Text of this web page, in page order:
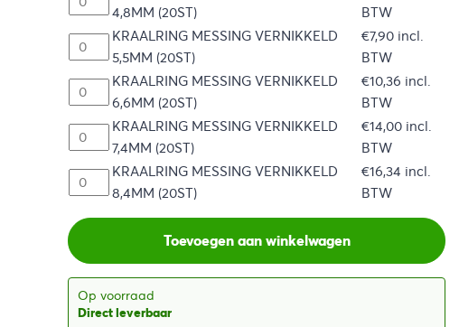
4,8MM (20ST)
BTW
KRAALRING MESSING VERNIKKELD
5,5MM (20ST)
€7,90 incl.
BTW
KRAALRING MESSING VERNIKKELD
6,6MM (20ST)
€10,36 incl.
BTW
KRAALRING MESSING VERNIKKELD
7,4MM (20ST)
€14,00 incl.
BTW
KRAALRING MESSING VERNIKKELD
8,4MM (20ST)
€16,34 incl.
BTW
Toevoegen aan winkelwagen
Op voorraad
Direct leverbaar